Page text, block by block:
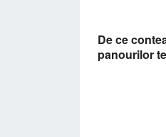
De ce
panourilor